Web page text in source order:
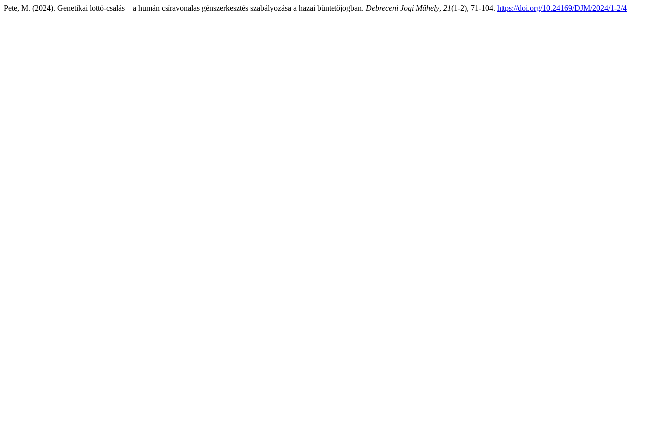
Pete, M. (2024). Genetikai lottó-csalás – a humán csíravonalas génszerkesztés szabályozása a hazai büntetőjogban. Debreceni Jogi Műhely, 21(1-2), 71-104. https://doi.org/10.24169/DJM/2024/1-2/4